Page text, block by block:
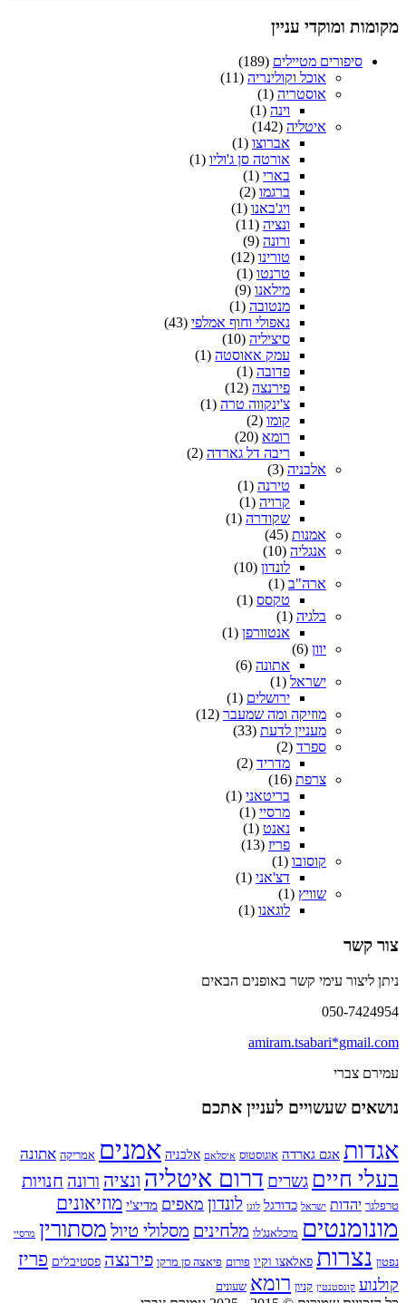
מקומות ומוקדי עניין
סיפורים מטיילים (189)
אוכל וקולינריה (11)
אוסטריה (1)
וינה (1)
איטליה (142)
אברוצו (1)
אורטה סן ג'וליו (1)
בארי (1)
ברגמו (2)
ויג'באנו (1)
ונציה (11)
ורונה (9)
טורינו (12)
טרנטו (1)
מילאנו (9)
מנטובה (1)
נאפולי וחוף אמלפי (43)
סיציליה (10)
עמק אאוסטה (1)
פדובה (1)
פירנצה (12)
צ'ינקווה טרה (1)
קומו (2)
רומא (20)
ריבה דל גארדה (2)
אלבניה (3)
טירנה (1)
קרויה (1)
שקודרה (1)
אמנות (45)
אנגליה (10)
לונדון (10)
ארה"ב (1)
טקסס (1)
בלגיה (1)
אנטוורפן (1)
יוון (6)
אתונה (6)
ישראל (1)
ירושלים (1)
מוזיקה ומה שמעבר (12)
מעניין לדעת (33)
ספרד (2)
מדריד (2)
צרפת (16)
בריטאני (1)
מרסיי (1)
נאנט (1)
פריז (13)
קוסובו (1)
דצ'אני (1)
שוויץ (1)
לוגאנו (1)
צור קשר
ניתן ליצור עימי קשר באופנים הבאים
050-7424954
amiram.tsabari*gmail.com
עמירם צברי
נושאים שעשויים לעניין אתכם
אגדות אגם גארדה אוגוסטוס איסלאם אלבניה אמנים אמריקה אתונה
בעלי חיים גשרים דרום איטליה ונציה ורונה חנויות
טרפלגר יהדות ישראל כדורגל לוגו לונדון מאפים מדיצ'י מוזיאונים
מונומנטים מיכלאנג'לו מלחינים מסלולי טיול מסתורין מרסיי
נפטון נצרות פאלאצו וקיו פורום פיאצה סן מרקו פירנצה פסטיבלים פריז
קולנוע קונסטנטין קניון רומא שעונים